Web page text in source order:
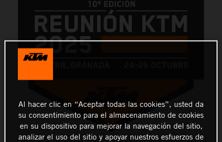
Al hacer clic en “Aceptar todas las cookies”, usted da
su consentimiento para el almacenamiento de cookies
en su dispositivo para mejorar la navegación del sitio,
analizar el uso del sitio y apoyar nuestros esfuerzos de